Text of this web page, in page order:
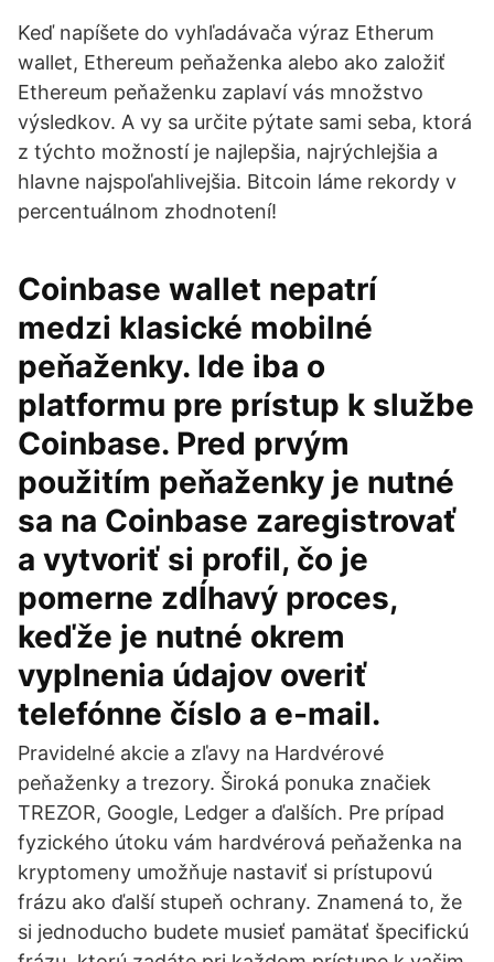
Keď napíšete do vyhľadávača výraz Etherum
wallet, Ethereum peňaženka alebo ako založiť
Ethereum peňaženku zaplaví vás množstvo
výsledkov. A vy sa určite pýtate sami seba, ktorá
z týchto možností je najlepšia, najrýchlejšia a
hlavne najspoľahlivejšia. Bitcoin láme rekordy v
percentuálnom zhodnotení!
Coinbase wallet nepatrí
medzi klasické mobilné
peňaženky. Ide iba o
platformu pre prístup k službe
Coinbase. Pred prvým
použitím peňaženky je nutné
sa na Coinbase zaregistrovať
a vytvoriť si profil, čo je
pomerne zdĺhavý proces,
keďže je nutné okrem
vyplnenia údajov overiť
telefónne číslo a e-mail.
Pravidelné akcie a zľavy na Hardvérové
peňaženky a trezory. Široká ponuka značiek
TREZOR, Google, Ledger a ďalších. Pre prípad
fyzického útoku vám hardvérová peňaženka na
kryptomeny umožňuje nastaviť si prístupovú
frázu ako ďalší stupeň ochrany. Znamená to, že
si jednoducho budete musieť pamätať špecifickú